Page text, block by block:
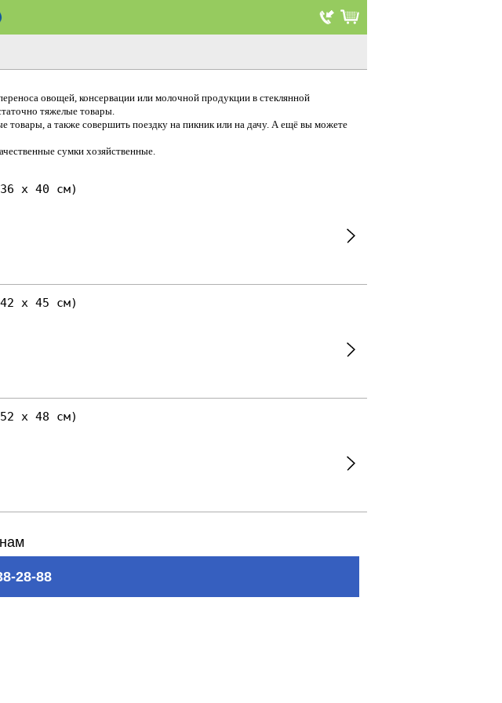
овощей, консервации или молочной продукции в стеклянной
тяжелые товары.
товары, а также совершить поездку на пикник или на дачу. А ещё вы можете
сумки хозяйственные.
х 40 см)
х 45 см)
х 48 см)
28-88